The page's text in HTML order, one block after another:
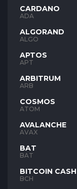
CARDANO
ADA
ALGORAND
ALGO
APTOS
APT
ARBITRUM
ARB
COSMOS
ATOM
AVALANCHE
AVAX
BAT
BAT
BITCOIN CASH
BCH